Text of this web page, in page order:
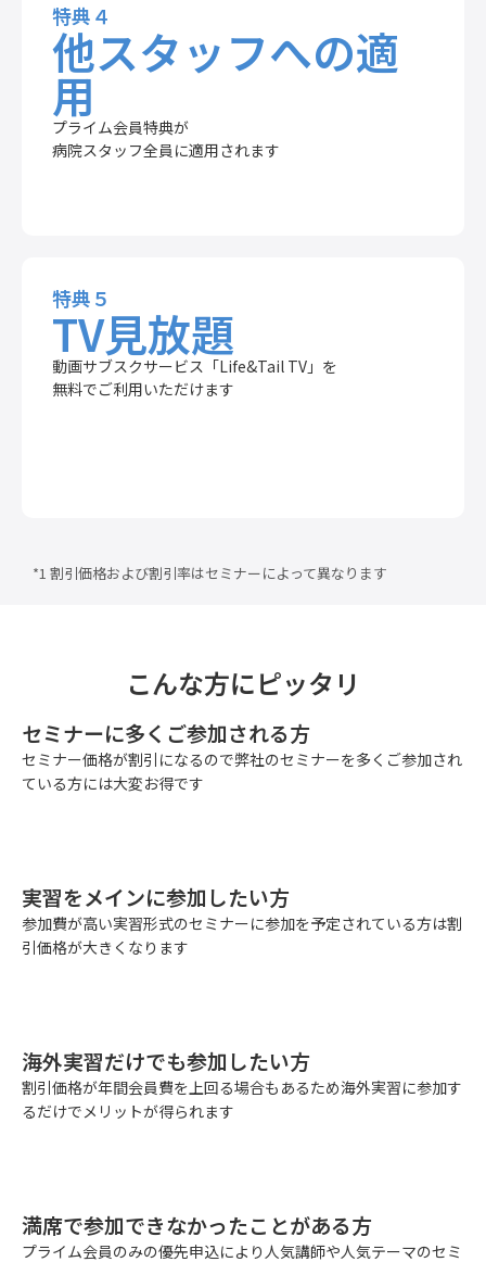
特典４
他スタッフへの適
用
プライム会員特典が
病院スタッフ全員に適用されます
特典５
TV見放題
動画サブスクサービス「Life&Tail TV」を
無料でご利用いただけます
*1 割引価格および割引率はセミナーによって異なります
こんな方にピッタリ
セミナーに多くご参加される方
セミナー価格が割引になるので弊社のセミナーを多くご参加され
ている方には大変お得です
実習をメインに参加したい方
参加費が高い実習形式のセミナーに参加を予定されている方は割
引価格が大きくなります
海外実習だけでも参加したい方
割引価格が年間会員費を上回る場合もあるため海外実習に参加す
るだけでメリットが得られます
満席で参加できなかったことがある方
プライム会員のみの優先申込により人気講師や人気テーマのセミ